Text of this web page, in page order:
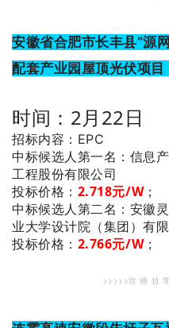
安徽省合肥市长丰县“源
配套产业园屋顶光伏项
时间：2月22日
招标内容：EPC
中标候选人第一名 ：信息
工程股份有限公司
投标价格： 2.718元/W；
中标候选人第二名 ：安徽
业大学设计院（集团）有
投标价格： 2.766元/W；
>>>>>坎 德 拉